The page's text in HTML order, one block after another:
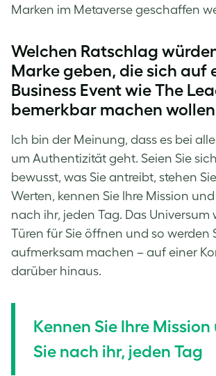
Marken im Metaverse geschaffen
Welchen Ratschlag
Marke geben, die sich auf
Business Event wie The
bemerkbar machen
Ich bin der Meinung, dass es bei
um Authentizität geht. Seien Sie
bewusst, was Sie antreibt, stehen
Werten, kennen Sie Ihre Mission
nach ihr, jeden Tag. Das Universum
Türen für Sie öffnen und so werden
aufmerksam machen – auf einer
darüber hinaus.
Kennen Sie Ihre
Sie nach ihr, jeden Tag